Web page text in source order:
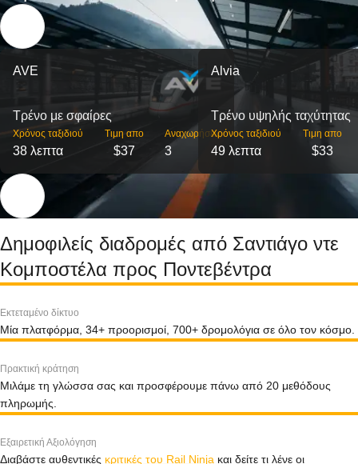
AVE
Τρένο με σφαίρες
Χρόνος ταξιδιού
38 λεπτα
Τιμη απο
$37
Αναχωρήσεις
3
Alvia
Τρένο υψηλής ταχύτητας
Χρόνος ταξιδιού
49 λεπτα
Τιμη απο
$33
Δημοφιλείς διαδρομές από Σαντιάγο ντε
Κομποστέλα προς Ποντεβέντρα
Εκτεταμένο δίκτυο
Μία πλατφόρμα, 34+ προορισμοί, 700+ δρομολόγια σε όλο τον κόσμο.
Πρακτική κράτηση
Μιλάμε τη γλώσσα σας και προσφέρουμε πάνω από 20 μεθόδους
πληρωμής.
Εξαιρετική Αξιολόγηση
Διαβάστε αυθεντικές κριτικές του Rail Ninja και δείτε τι λένε οι